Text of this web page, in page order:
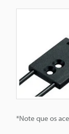
*Note que os